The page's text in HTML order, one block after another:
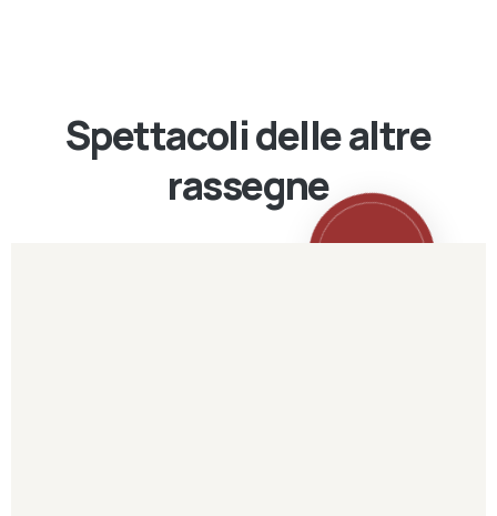
Spettacoli delle altre
rassegne